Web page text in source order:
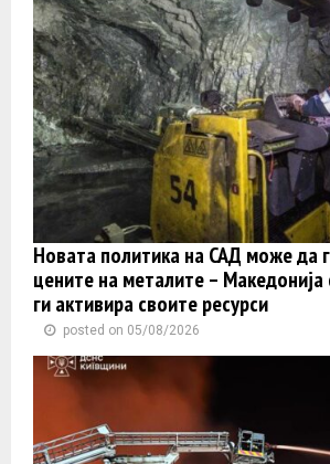
Новата политика на САД може да
цените на металите –
ги активира своите ресурси
posted on 05/08/2026